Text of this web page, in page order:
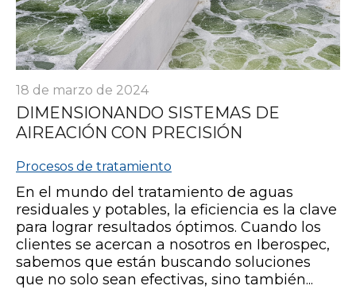
18 de marzo de 2024
DIMENSIONANDO SISTEMAS DE
AIREACIÓN CON PRECISIÓN
Procesos de tratamiento
En el mundo del tratamiento de aguas
residuales y potables, la eficiencia es la clave
para lograr resultados óptimos. Cuando los
clientes se acercan a nosotros en Iberospec,
sabemos que están buscando soluciones
que no solo sean efectivas, sino también...